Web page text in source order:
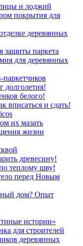
и лоджий
покрытия для
деревянных
защиты паркета
для деревянных
долголетия!
белого!
вписаться и сдать!
их мазать
жизни
древесину!
теплому шву!
перед Новым
дом? Опыт
истории»
для строителей
деревянных